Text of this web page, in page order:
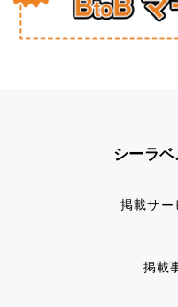
シーラ
掲載サー
掲載